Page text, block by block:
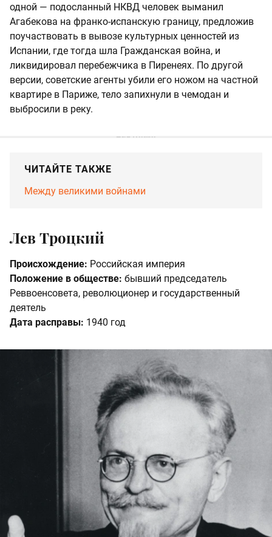
одной — подосланный НКВД человек выманил
Агабекова на франко-испанскую границу, предложив
поучаствовать в вывозе культурных ценностей из
Испании, где тогда шла Гражданская война, и
ликвидировал перебежчика в Пиренеях. По другой
версии, советские агенты убили его ножом на частной
квартире в Париже, тело запихнули в чемодан и
выбросили в реку.
ЧИТАЙТЕ ТАКЖЕ
Между великими войнами
Лев Троцкий
Происхождение: Российская империя
Положение в обществе: бывший председатель
Реввоенсовета, революционер и государственный
деятель
Дата расправы: 1940 год